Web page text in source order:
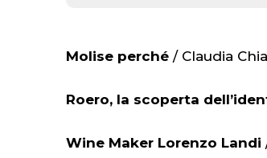
Molise perché / Claudia
Roero, la scoperta
Wine Maker Lorenzo Landi